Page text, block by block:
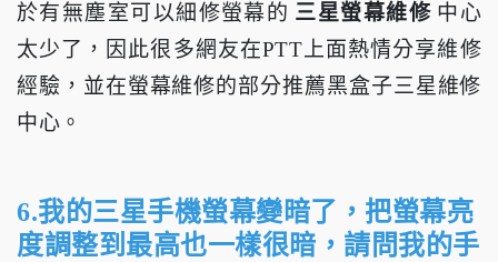
於有無塵室可以細修螢幕的 三星螢幕維修 中心
太少了，因此很多網友在PTT上面熱情分享維修
經驗，並在螢幕維修的部分推薦黑盒子三星維修
中心。
6.我的三星手機螢幕變暗了，把螢幕亮
度調整到最高也一樣很暗，請問我的手